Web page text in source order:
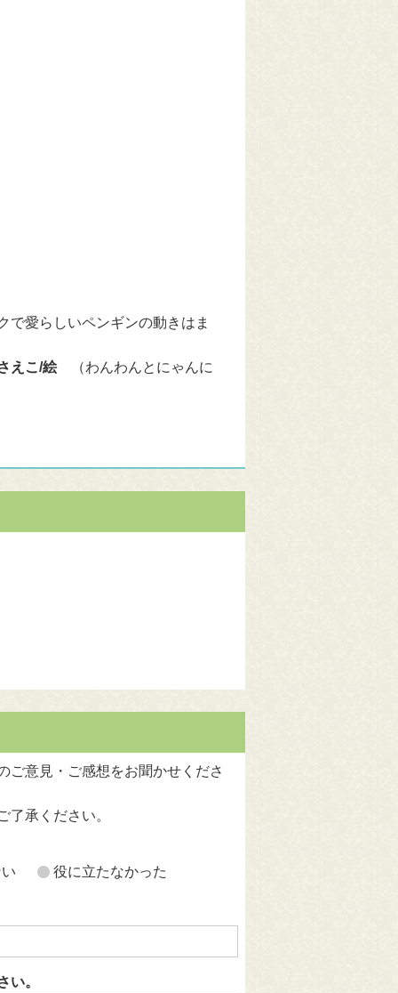
で愛らしいペンギンの動きはま
えこ/絵 （わんわんとにゃんに
ご意見・ご感想をお聞かせくださ
了承ください。
役に立たなかった
い。